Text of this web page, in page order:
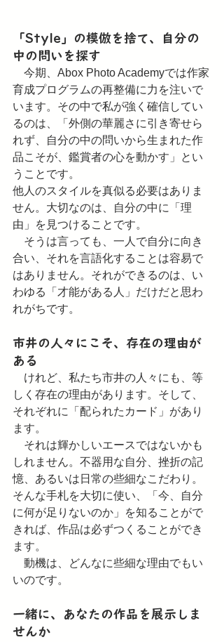
「Style」の模倣を捨て、自分の
中の問いを探す
今期、Abox Photo Academyでは作家
育成プログラムの再整備に力を注いで
います。その中で私が強く確信してい
るのは、「外側の華麗さに引き寄せら
れず、自分の中の問いから生まれた作
品こそが、鑑賞者の心を動かす」とい
うことです。
他人のスタイルを真似る必要はありま
せん。大切なのは、自分の中に「理
由」を見つけることです。
そうは言っても、一人で自分に向き
合い、それを言語化することは容易で
はありません。それができるのは、い
わゆる「才能がある人」だけだと思わ
れがちです。
市井の人々にこそ、存在の理由が
ある
けれど、私たち市井の人々にも、等
しく存在の理由があります。そして、
それぞれに「配られたカード」があり
ます。
それは輝かしいエースではないかも
しれません。不器用な自分、挫折の記
憶、あるいは日常の些細なこだわり。
そんな手札を大切に使い、「今、自分
に何が足りないのか」を知ることがで
きれば、作品は必ずつくることができ
ます。
動機は、どんなに些細な理由でもい
いのです。
一緒に、あなたの作品を展示しま
せんか